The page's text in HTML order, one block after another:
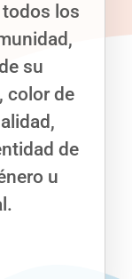
los
su
color de
de
u